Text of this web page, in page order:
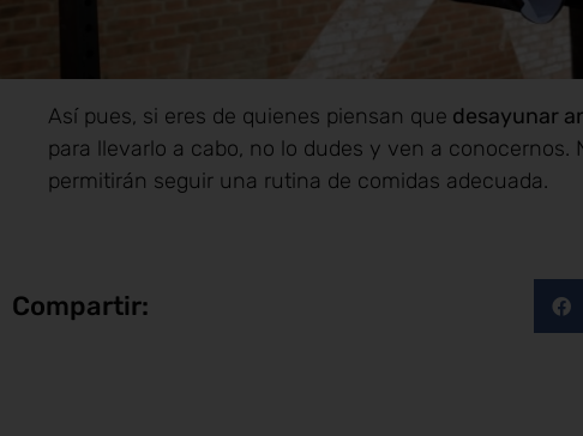
Así pues, si eres de quienes piensan que desayunar
para llevarlo a cabo, no lo dudes y ven a
permitirán seguir una rutina de comidas adecuada.
Compartir: